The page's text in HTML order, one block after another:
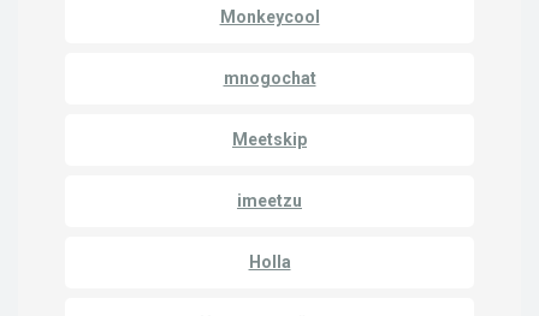
Monkeycool
mnogochat
Meetskip
imeetzu
Holla